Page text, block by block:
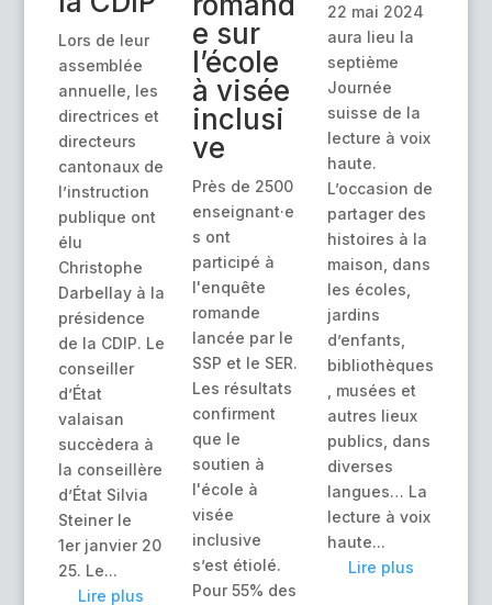
Lors de leur
assemblée
annuelle, les
directrices et
directeurs
cantonaux de
l’instruction
publique ont
élu
Christophe
Darbellay à la
présidence
de la CDIP. Le
conseiller
d’État
valaisan
succèdera à
la conseillère
d’État Silvia
Steiner le
1er janvier 20
25. Le...
Lire plus
e sur
l’école
à visée
inclusi
ve
Près de 2500
enseignant·e
s ont
participé à
l'enquête
romande
lancée par le
SSP et le SER.
Les résultats
confirment
que le
soutien à
l'école à
visée
inclusive
s’est étiolé.
Pour 55% des
22 mai 2024
aura lieu la
septième
Journée
suisse de la
lecture à voix
haute.
L’occasion de
partager des
histoires à la
maison, dans
les écoles,
jardins
d’enfants,
bibliothèques
, musées et
autres lieux
publics, dans
diverses
langues… La
lecture à voix
haute...
Lire plus